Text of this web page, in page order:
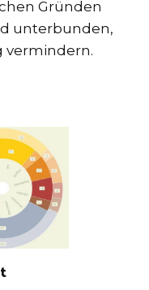
Gründen
unterbunden,
vermindern.